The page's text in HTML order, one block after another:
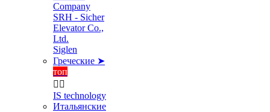
Company
SRH - Sicher
Elevator Co.,
Ltd.
Siglen
Греческие ➤
топ
 
IS technology
Итальянские